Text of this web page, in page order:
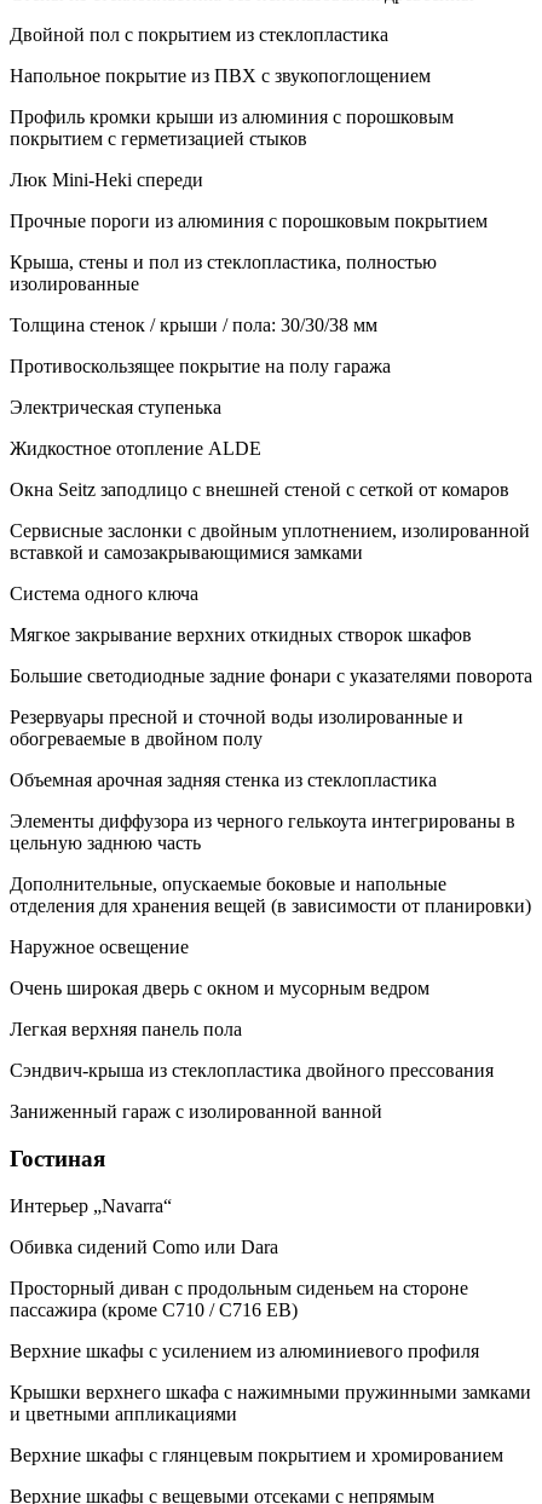
Двойной пол с покрытием из стеклопластика
Напольное покрытие из ПВХ с звукопоглощением
Профиль кромки крыши из алюминия с порошковым
покрытием с герметизацией стыков
Люк Mini-Heki спереди
Прочные пороги из алюминия с порошковым покрытием
Крыша, стены и пол из стеклопластика, полностью
изолированные
Толщина стенок / крыши / пола: 30/30/38 мм
Противоскользящее покрытие на полу гаража
Электрическая ступенька
Жидкостное отопление ALDE
Окна Seitz заподлицо с внешней стеной с сеткой от комаров
Сервисные заслонки с двойным уплотнением, изолированной
вставкой и самозакрывающимися замками
Система одного ключа
Мягкое закрывание верхних откидных створок шкафов
Большие светодиодные задние фонари с указателями поворота
Резервуары пресной и сточной воды изолированные и
обогреваемые в двойном полу
Объемная арочная задняя стенка из стеклопластика
Элементы диффузора из черного гелькоута интегрированы в
цельную заднюю часть
Дополнительные, опускаемые боковые и напольные
отделения для хранения вещей (в зависимости от планировки)
Наружное освещение
Очень широкая дверь с окном и мусорным ведром
Легкая верхняя панель пола
Сэндвич-крыша из стеклопластика двойного прессования
Заниженный гараж с изолированной ванной
Гостиная
Интерьер „Navarra“
Обивка сидений Como или Dara
Просторный диван с продольным сиденьем на стороне
пассажира (кроме C710 / C716 EB)
Верхние шкафы с усилением из алюминиевого профиля
Крышки верхнего шкафа с нажимными пружинными замками
и цветными аппликациями
Верхние шкафы с глянцевым покрытием и хромированием
Верхние шкафы с вещевыми отсеками с непрямым